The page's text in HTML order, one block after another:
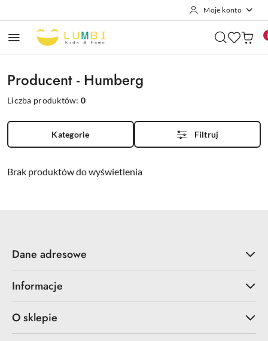
Moje konto
Producent - Humberg
Liczba produktów:0
Kategorie Filtruj
Brak produktów do wyświetlenia
Dane adresowe
Informacje
O sklepie